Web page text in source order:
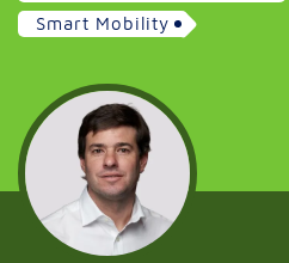
Smart Mobility